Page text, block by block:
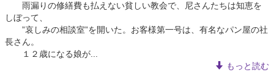
雨漏りの修繕費も払えない貧しい教会で、尼さんたちは知恵を
しぼって、
”哀しみの相談室”を開いた。お客様第一号は、有名なパン屋の社
長さん。
１２歳になる娘が...
もっと読む